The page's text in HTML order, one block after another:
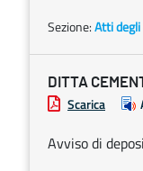
Sezione:Atti
DITTA
Scarica
Avviso di